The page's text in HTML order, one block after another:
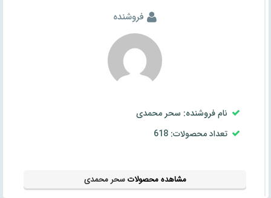
فروشنده
نام فروشنده: سحر محمدی
تعداد محصولات: 618
مشاهده محصولاتسحر محمدی